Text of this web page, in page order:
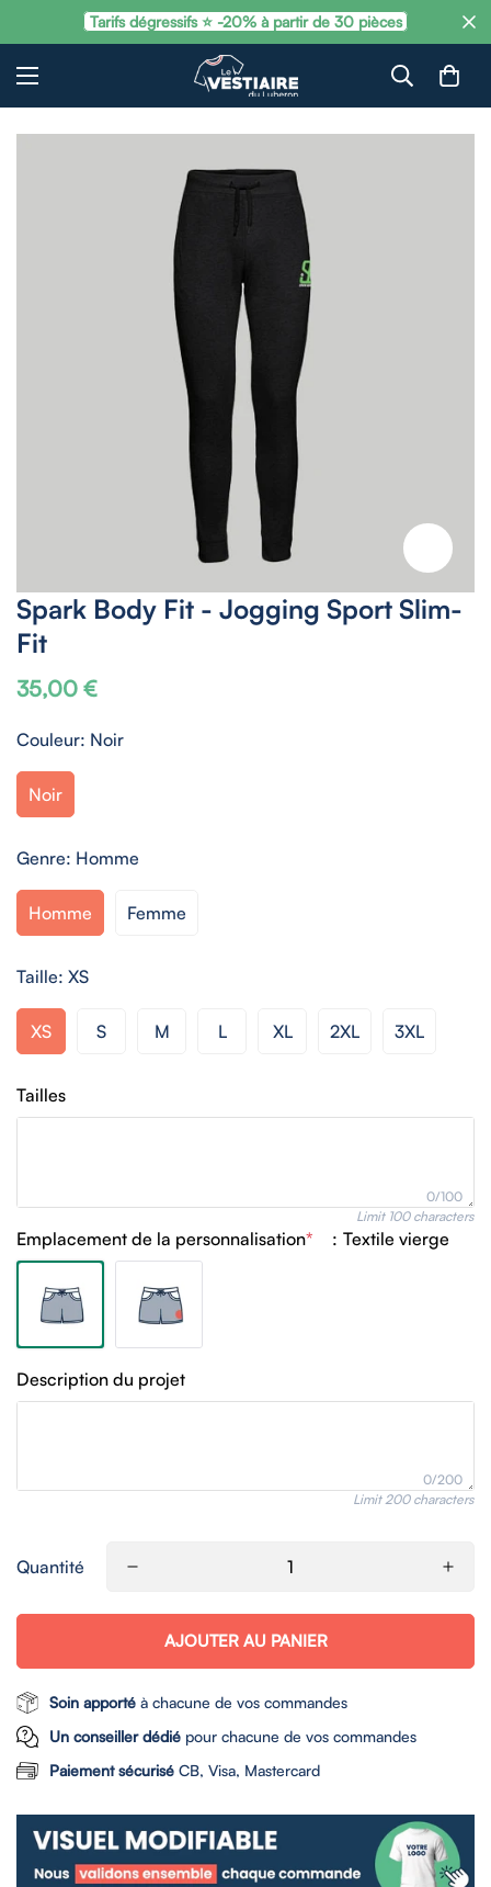
Tarifs dégressifs ⭐ -20% à partir de 30 pièces
Spark Body Fit - Jogging Sport Slim-
Fit
Prix
habituel
35,00 €
Couleur: Noir
Noir
Genre: Homme
Homme Femme
Taille: XS
XS S M L XL 2XL 3XL
Tailles
0/100
Limit 100 characters
Emplacement de la personnalisation* : Textile vierge
Description du projet
0/200
Limit 200 characters
Quantité
AJOUTER AU PANIER
Soin apporté à chacune de vos commandes
Un conseiller dédié pour chacune de vos commandes
Paiement sécurisé CB, Visa, Mastercard